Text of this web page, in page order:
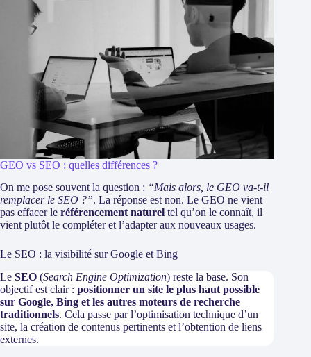
GEO vs SEO : quelles différences ?
On me pose souvent la question : “Mais alors, le GEO va-t-il
remplacer le SEO ?”. La réponse est non. Le GEO ne vient
pas effacer le référencement naturel tel qu’on le connaît, il
vient plutôt le compléter et l’adapter aux nouveaux usages.
Le SEO : la visibilité sur Google et Bing
Le SEO (Search Engine Optimization) reste la base. Son
objectif est clair : positionner un site le plus haut possible
sur Google, Bing et les autres moteurs de recherche
traditionnels. Cela passe par l’optimisation technique d’un
site, la création de contenus pertinents et l’obtention de liens
externes.